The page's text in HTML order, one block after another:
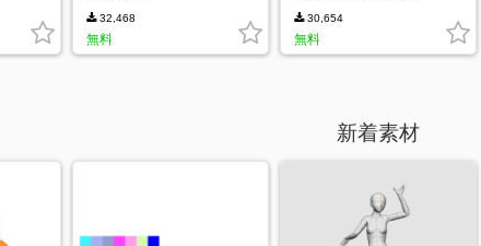
32,468
無料
30,654
無料
新着素材